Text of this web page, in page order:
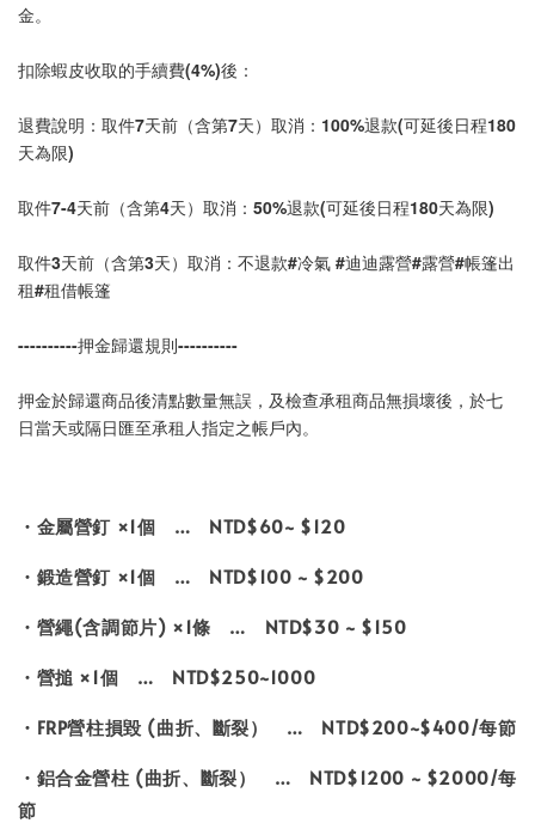
金。
扣除蝦皮收取的手續費(4%)後：
退費說明：取件7天前（含第7天）取消：100%退款(可延後日程180
天為限)
取件7-4天前（含第4天）取消：50%退款(可延後日程180天為限)
取件3天前（含第3天）取消：不退款#冷氣 #迪迪露營#露營#帳篷出
租#租借帳篷
----------押金歸還規則----------
押金於歸還商品後清點數量無誤，及檢查承租商品無損壞後，於七
日當天或隔日匯至承租人指定之帳戶內。
・金屬營釘 ×1個 … NTD$60~ $120
・鍛造營釘 ×1個 … NTD$100 ~ $200
・營繩(含調節片) ×1條 … NTD$30 ~ $150
・營搥 ×1個 … NTD$250~1000
・FRP營柱損毀 (曲折、斷裂） … NTD$200~$400/每節
・鋁合金營柱 (曲折、斷裂） … NTD$1200 ~ $2000/每
節